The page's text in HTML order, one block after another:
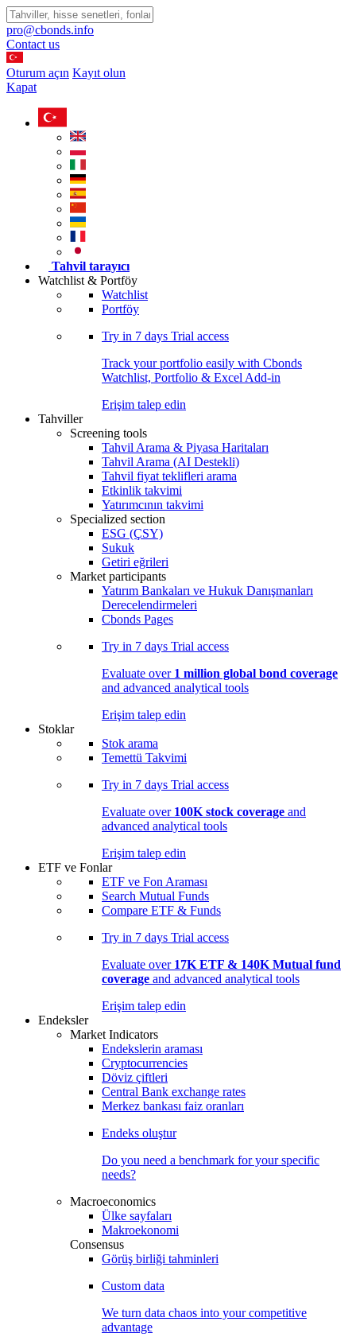
pro@cbonds.info
Contact us
Oturum açın Kayıt olun
Kapat
Tahvil tarayıcı
Watchlist & Portföy
Watchlist
Portföy
Try in 7 days Trial access
Track your portfolio easily with Cbonds
Watchlist, Portfolio & Excel Add-in
Erişim talep edin
Tahviller
Screening tools
Tahvil Arama & Piyasa Haritaları
Tahvil Arama (AI Destekli)
Tahvil fiyat teklifleri arama
Etkinlik takvimi
Yatırımcının takvimi
Specialized section
ESG (ÇSY)
Sukuk
Getiri eğrileri
Market participants
Yatırım Bankaları ve Hukuk Danışmanları
Derecelendirmeleri
Cbonds Pages
Try in 7 days Trial access
Evaluate over 1 million global bond coverage
and advanced analytical tools
Erişim talep edin
Stoklar
Stok arama
Temettü Takvimi
Try in 7 days Trial access
Evaluate over 100K stock coverage and
advanced analytical tools
Erişim talep edin
ETF ve Fonlar
ETF ve Fon Araması
Search Mutual Funds
Compare ETF & Funds
Try in 7 days Trial access
Evaluate over 17K ETF & 140K Mutual fund
coverage and advanced analytical tools
Erişim talep edin
Endeksler
Market Indicators
Endekslerin araması
Cryptocurrencies
Döviz çiftleri
Central Bank exchange rates
Merkez bankası faiz oranları
Endeks oluştur
Do you need a benchmark for your specific
needs?
Macroeconomics
Ülke sayfaları
Makroekonomi
Consensus
Görüş birliği tahminleri
Custom data
We turn data chaos into your competitive
advantage